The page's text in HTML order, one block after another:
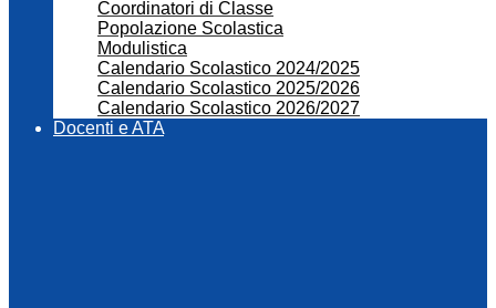
Coordinatori di Classe
Popolazione Scolastica
Modulistica
Calendario Scolastico 2024/2025
Calendario Scolastico 2025/2026
Calendario Scolastico 2026/2027
Docenti e ATA